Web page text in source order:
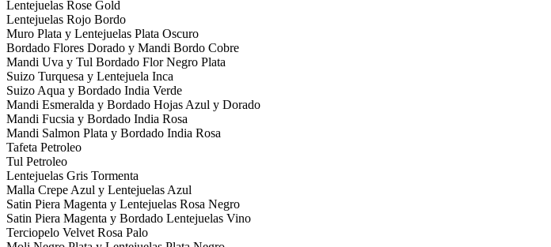
Lentejuelas Rose Gold
Lentejuelas Rojo Bordo
Muro Plata y Lentejuelas Plata Oscuro
Bordado Flores Dorado y Mandi Bordo Cobre
Mandi Uva y Tul Bordado Flor Negro Plata
Suizo Turquesa y Lentejuela Inca
Suizo Aqua y Bordado India Verde
Mandi Esmeralda y Bordado Hojas Azul y Dorado
Mandi Fucsia y Bordado India Rosa
Mandi Salmon Plata y Bordado India Rosa
Tafeta Petroleo
Tul Petroleo
Lentejuelas Gris Tormenta
Malla Crepe Azul y Lentejuelas Azul
Satin Piera Magenta y Lentejuelas Rosa Negro
Satin Piera Magenta y Bordado Lentejuelas Vino
Terciopelo Velvet Rosa Palo